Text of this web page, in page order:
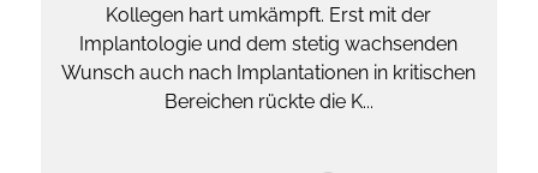
Kollegen hart umkämpft. Erst mit der
Implantologie und dem stetig wachsenden
Wunsch auch nach Implantationen in kritischen
Bereichen rückte die K...